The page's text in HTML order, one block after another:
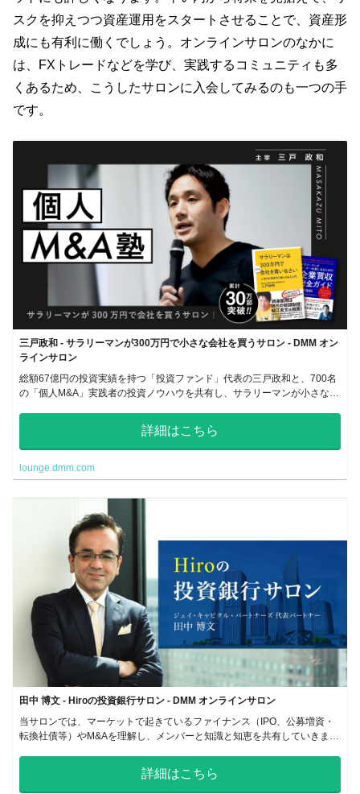
スクを抑えつつ資産運用をスタートさせることで、資産形
成にも有利に働くでしょう。オンラインサロンのなかに
は、
FX トレードなどを学び、実践するコミュニティも多
くあるため、こうしたサロンに入会してみるのも一つの手
です。
三戸政和 - サラリーマンが300万円で小さな会社を買うサロン - DMM オン
ラインサロン
総額67億円の投資実績を持つ「投資ファンド」代表の三戸政和と、700名
の「個人M&A」実践者の投資ノウハウを共有し、サラリーマンが小さな会
詳細はこちら
lounge.dmm.com
田中 博文 - Hiroの投資銀行サロン - DMM オンラインサロン
当サロンでは、マーケットで起きているファイナンス（IPO、公募増資・
転換社債等）やM&Aを理解し、メンバーと知識と知恵を共有していきま
詳細はこちら